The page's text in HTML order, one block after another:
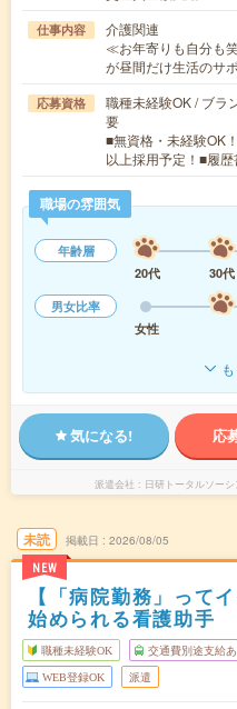
仕事内容
介護関連
≪お年寄りも自分も
が昼間だけ生活のサ
応募資格
職種未経験OK / ブラ
要
■無資格・未経験OK
以上採用予定！■履
職場の雰囲気
年齢層
20代
30代
男女比率
女性
気になる! 応
派遣会社 日研トータルソー
未読
NEW
掲載日 2026/08/05
【「病院勤務」って
始められる看護助手
職種未経験OK 交通費別途支給あ
WEB登録OK 派遣